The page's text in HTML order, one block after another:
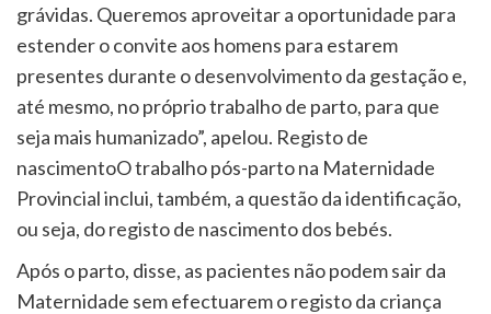
grávidas. Queremos aproveitar a oportunidade para
estender o convite aos homens para estarem
presentes durante o desenvolvimento da gestação e,
até mesmo, no próprio trabalho de parto, para que
seja mais humanizado”, apelou. Registo de
nascimentoO trabalho pós-parto na Maternidade
Provincial inclui, também, a questão da identificação,
ou seja, do registo de nascimento dos bebés.
Após o parto, disse, as pacientes não podem sair da
Maternidade sem efectuarem o registo da criança